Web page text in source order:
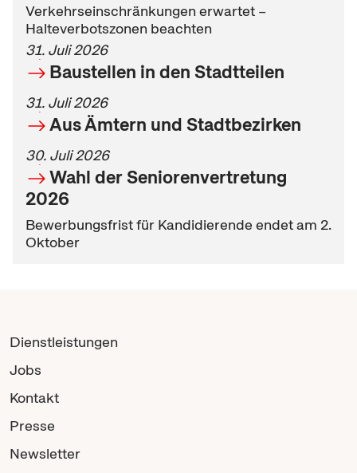
Verkehrseinschränkungen erwartet –
Halteverbotszonen beachten
31. Juli 2026
Baustellen in den Stadtteilen
31. Juli 2026
Aus Ämtern und Stadtbezirken
30. Juli 2026
Wahl der Seniorenvertretung
2026
Bewerbungsfrist für Kandidierende endet am 2.
Oktober
Dienstleistungen
Jobs
Kontakt
Presse
Newsletter